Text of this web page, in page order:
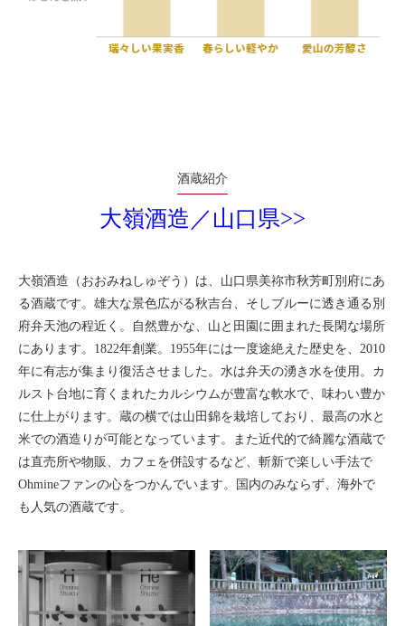
酒蔵紹介
大嶺酒造／山口県>>
大嶺酒造（おおみねしゅぞう）は、山口県美祢市秋芳町別府にあ
る酒蔵です。雄大な景色広がる秋吉台、そしブルーに透き通る別
府弁天池の程近く。自然豊かな、山と田園に囲まれた長閑な場所
にあります。1822年創業。1955年には一度途絶えた歴史を、2010
年に有志が集まり復活させました。水は弁天の湧き水を使用。カ
ルスト台地に育くまれたカルシウムが豊富な軟水で、味わい豊か
に仕上がります。蔵の横では山田錦を栽培しており、最高の水と
米での酒造りが可能となっています。また近代的で綺麗な酒蔵で
は直売所や物販、カフェを併設するなど、斬新で楽しい手法で
Ohmineファンの心をつかんでいます。国内のみならず、海外で
も人気の酒蔵です。